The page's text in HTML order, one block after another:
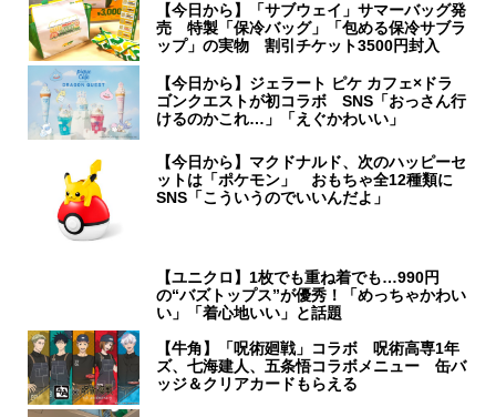
【今日から】「サブウェイ」サマーバッグ発
売 特製「保冷バッグ」「包める保冷サブラ
ップ」の実物 割引チケット3500円封入
【今日から】ジェラート ピケ カフェ×ドラ
ゴンクエストが初コラボ SNS「おっさん行
けるのかこれ…」「えぐかわいい」
【今日から】マクドナルド、次のハッピーセ
ットは「ポケモン」 おもちゃ全12種類に
SNS「こういうのでいいんだよ」
【ユニクロ】1枚でも重ね着でも…990円
の“バズトップス”が優秀！「めっちゃかわい
い」「着心地いい」と話題
【牛角】「呪術廻戦」コラボ 呪術高専1年
ズ、七海建人、五条悟コラボメニュー 缶バ
ッジ＆クリアカードもらえる